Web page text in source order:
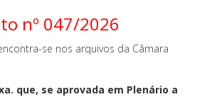
nº 047/2026
se nos arquivos da Câmara
que, se aprovada em Plenário a